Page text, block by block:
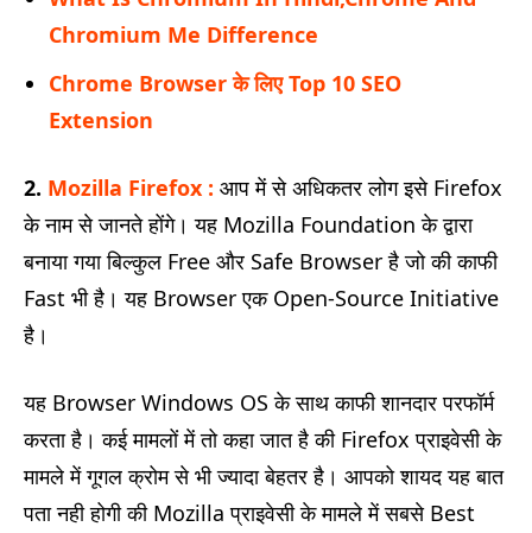
Chromium Me Difference
Chrome Browser के लिए Top 10 SEO
Extension
2. Mozilla Firefox : आप में से अधिकतर लोग इसे Firefox
के नाम से जानते होंगे। यह Mozilla Foundation के द्वारा
बनाया गया बिल्कुल Free और Safe Browser है जो की काफी
Fast भी है। यह Browser एक Open-Source Initiative
है।
यह Browser Windows OS के साथ काफी शानदार परफॉर्म
करता है। कई मामलों में तो कहा जात है की Firefox प्राइवेसी के
मामले में गूगल क्रोम से भी ज्यादा बेहतर है। आपको शायद यह बात
पता नही होगी की Mozilla प्राइवेसी के मामले में सबसे Best